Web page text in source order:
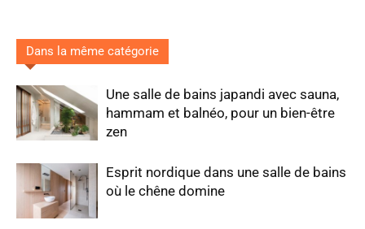
Dans la même catégorie
Une salle de bains japandi avec sauna,
hammam et balnéo, pour un bien-être
zen
Esprit nordique dans une salle de bains
où le chêne domine